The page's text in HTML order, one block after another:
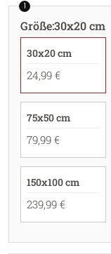
1
Größe:30x20 cm
30x20 cm
24,99 €
75x50 cm
79,99 €
150x100 cm
239,99 €